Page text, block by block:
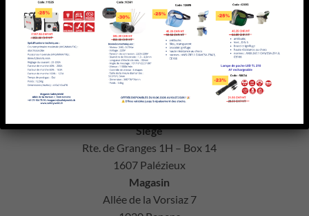
Modes de paiement
Frais de livraison
Retour de marchandise
Directives de renvoi
CONTACTEZ-NOUS
Siège
Rte. de Granges 1H – Box 14
1607 Palézieux
Magasin
Allée de la Vorsiaz 7